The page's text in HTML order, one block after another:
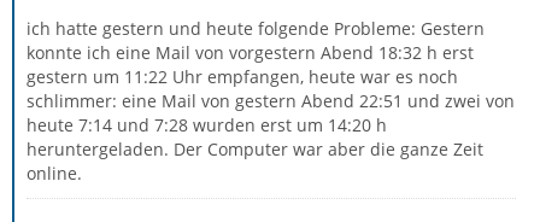
ich hatte gestern und heute folgende Probleme: Gestern
konnte ich eine Mail von vorgestern Abend 18:32 h erst
gestern um 11:22 Uhr empfangen, heute war es noch
schlimmer: eine Mail von gestern Abend 22:51 und zwei von
heute 7:14 und 7:28 wurden erst um 14:20 h
heruntergeladen. Der Computer war aber die ganze Zeit
online.